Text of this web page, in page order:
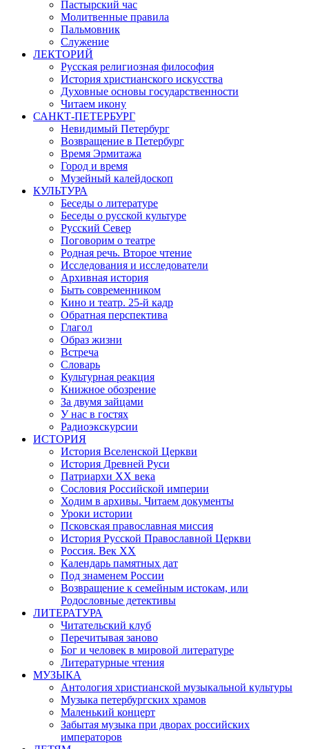
Пастырский час
Молитвенные правила
Пальмовник
Служение
ЛЕКТОРИЙ
Русская религиозная философия
История христианского искусства
Духовные основы государственности
Читаем икону
САНКТ-ПЕТЕРБУРГ
Невидимый Петербург
Возвращение в Петербург
Время Эрмитажа
Город и время
Музейный калейдоскоп
КУЛЬТУРА
Беседы о литературе
Беседы о русской культуре
Русский Север
Поговорим о театре
Родная речь. Второе чтение
Исследования и исследователи
Архивная история
Быть современником
Кино и театр. 25-й кадр
Обратная перспектива
Глагол
Образ жизни
Встреча
Словарь
Культурная реакция
Книжное обозрение
За двумя зайцами
У нас в гостях
Радиоэкскурсии
ИСТОРИЯ
История Вселенской Церкви
История Древней Руси
Патриархи XX века
Сословия Российской империи
Ходим в архивы. Читаем документы
Уроки истории
Псковская православная миссия
История Русской Православной Церкви
Россия. Век ХХ
Календарь памятных дат
Под знаменем России
Возвращение к семейным истокам, или
Родословные детективы
ЛИТЕРАТУРА
Читательский клуб
Перечитывая заново
Бог и человек в мировой литературе
Литературные чтения
МУЗЫКА
Антология христианской музыкальной культуры
Музыка петербургских храмов
Маленький концерт
Забытая музыка при дворах российских
императоров